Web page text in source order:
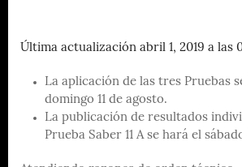
Última actualización abril 1, 2019 a las
La aplicación de las tres Pruebas
domingo 11 de agosto.
La publicación de resultados
Prueba Saber 11 A se hará el